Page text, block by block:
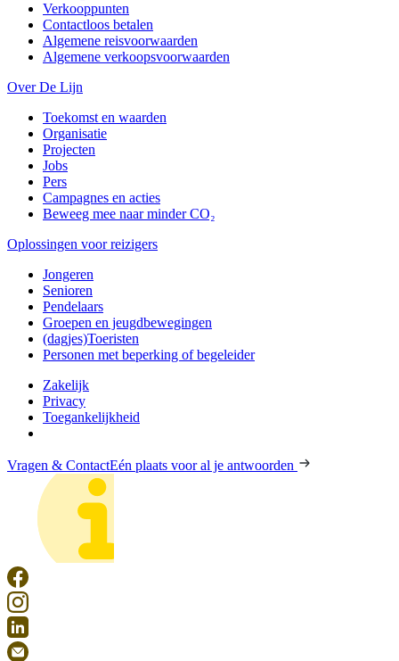
Verkooppunten
Contactloos betalen
Algemene reisvoorwaarden
Algemene verkoopsvoorwaarden
Over De Lijn
Toekomst en waarden
Organisatie
Projecten
Jobs
Pers
Campagnes en acties
Beweeg mee naar minder CO₂
Oplossingen voor reizigers
Jongeren
Senioren
Pendelaars
Groepen en jeugdbewegingen
(dagjes)Toeristen
Personen met beperking of begeleider
Zakelijk
Privacy
Toegankelijkheid
Vragen & ContactEén plaats voor al je antwoorden